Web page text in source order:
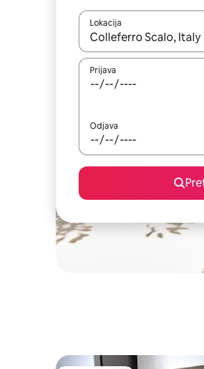
Lokacija
Kad su rezultati
Prijava
Odjava